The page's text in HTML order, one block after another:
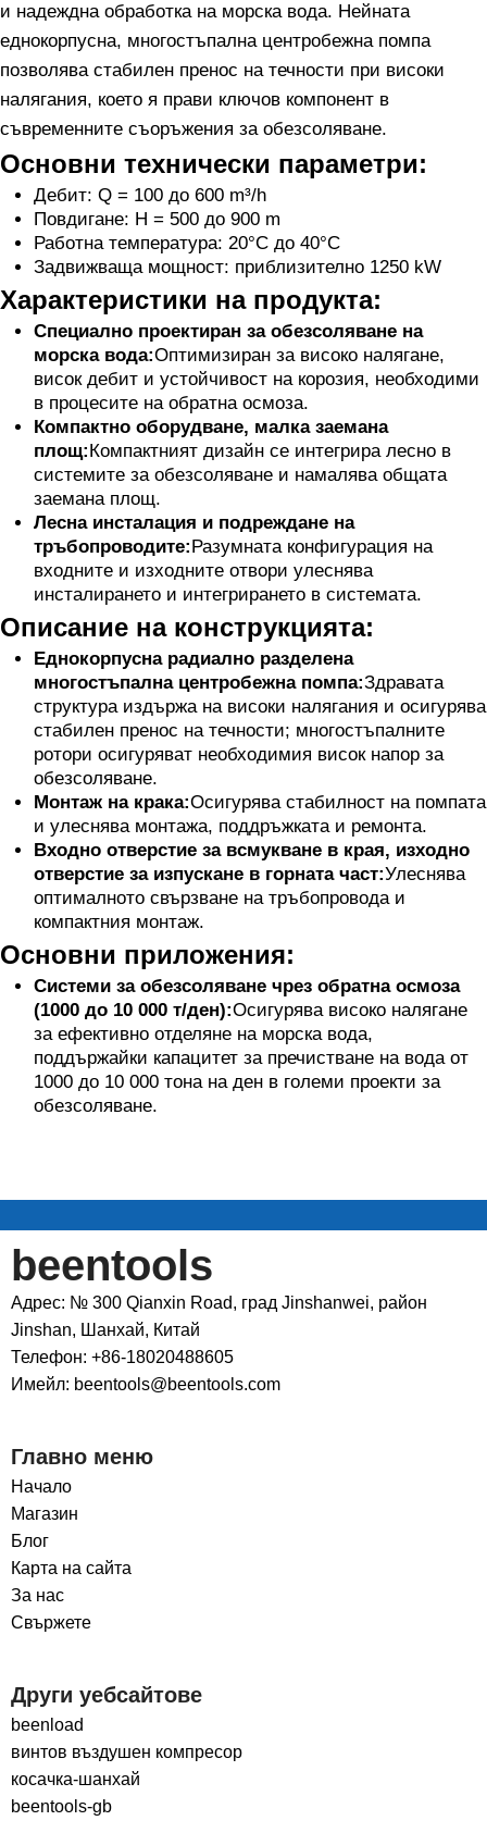
и надеждна обработка на морска вода. Нейната
еднокорпусна, многостъпална центробежна помпа
позволява стабилен пренос на течности при високи
налягания, което я прави ключов компонент в
съвременните съоръжения за обезсоляване.
Основни технически параметри:
Дебит: Q = 100 до 600 m³/h
Повдигане: H = 500 до 900 m
Работна температура: 20°C до 40°C
Задвижваща мощност: приблизително 1250 kW
Характеристики на продукта:
Специално проектиран за обезсоляване на
морска вода:Оптимизиран за високо налягане,
висок дебит и устойчивост на корозия, необходими
в процесите на обратна осмоза.
Компактно оборудване, малка заемана
площ:Компактният дизайн се интегрира лесно в
системите за обезсоляване и намалява общата
заемана площ.
Лесна инсталация и подреждане на
тръбопроводите:Разумната конфигурация на
входните и изходните отвори улеснява
инсталирането и интегрирането в системата.
Описание на конструкцията:
Еднокорпусна радиално разделена
многостъпална центробежна помпа:Здравата
структура издържа на високи налягания и осигурява
стабилен пренос на течности; многостъпалните
ротори осигуряват необходимия висок напор за
обезсоляване.
Монтаж на крака:Осигурява стабилност на помпата
и улеснява монтажа, поддръжката и ремонта.
Входно отверстие за всмукване в края, изходно
отверстие за изпускане в горната част:Улеснява
оптималното свързване на тръбопровода и
компактния монтаж.
Основни приложения:
Системи за обезсоляване чрез обратна осмоза
(1000 до 10 000 т/ден):Осигурява високо налягане
за ефективно отделяне на морска вода,
поддържайки капацитет за пречистване на вода от
1000 до 10 000 тона на ден в големи проекти за
обезсоляване.
beentools
Адрес: № 300 Qianxin Road, град Jinshanwei, район
Jinshan, Шанхай, Китай
Телефон: +86-18020488605
Имейл: beentools@beentools.com
Главно меню
Начало
Магазин
Блог
Карта на сайта
За нас
Свържете
Други уебсайтове
beenload
винтов въздушен компресор
косачка-шанхай
beentools-gb